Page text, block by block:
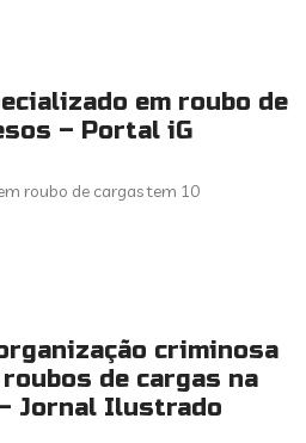
em roubo de
– Portal iG
roubo de cargas tem 10
criminosa
de cargas na
– Jornal Ilustrado